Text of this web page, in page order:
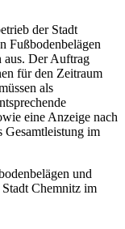
der Stadt
Fußbodenbelägen
aus. Der Auftrag
für den Zeitraum
als
eine Anzeige nach
im
und
Chemnitz im